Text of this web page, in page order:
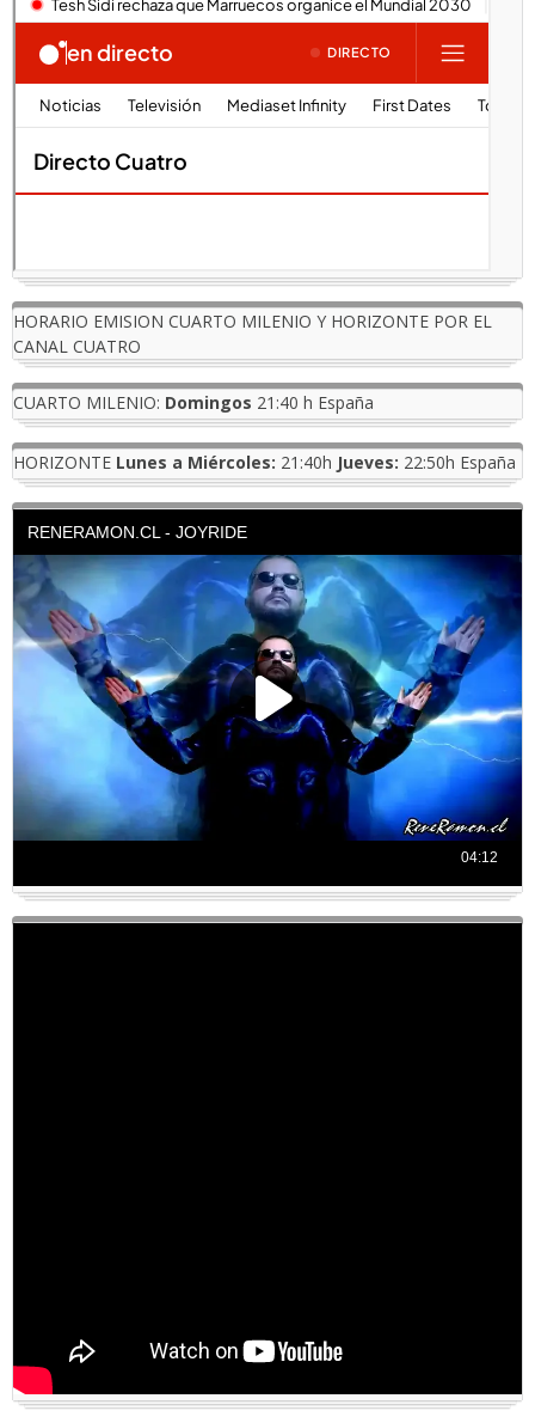
HORARIO EMISION CUARTO MILENIO Y HORIZONTE POR EL
CANAL CUATRO
CUARTO MILENIO: Domingos 21:40 h España
HORIZONTE Lunes a Miércoles: 21:40h Jueves: 22:50h España